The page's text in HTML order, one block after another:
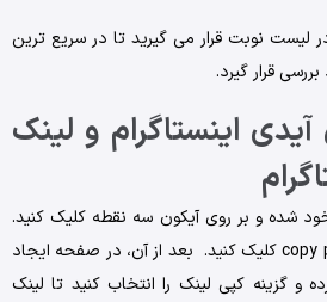
لیست نوبت قرار می‌ گیرید تا در سریع ‌ترین
قرار گیرد.
اینستاگرام و لینک
خود شده و بر روی آیکون سه ‌نقطه کلیک کنید.
سپس روی گزینه copy profile URL کلیک کنید. بعد از آن، در صفحه ایجاد
گزینه کپی لینک را انتخاب کنید تا لینک